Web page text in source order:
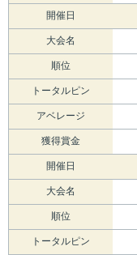
開催日
大会名
順位
トータルピン
アベレージ
獲得賞金
開催日
大会名
順位
トータルピン